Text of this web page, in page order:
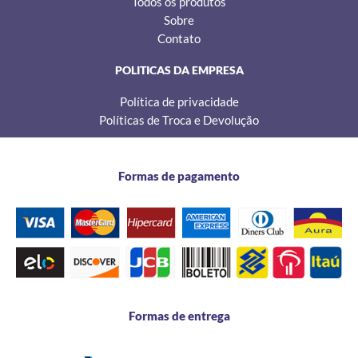
Sobre
Contato
POLITICAS DA EMPRESA
Política de privacidade
Políticas de Troca e Devolução
Formas de pagamento
Formas de entrega